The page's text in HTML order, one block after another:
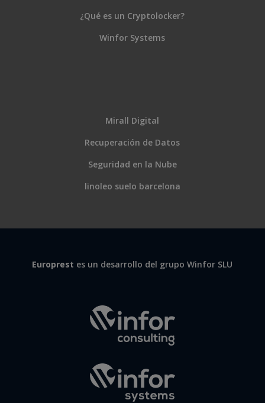
¿Qué es un Cryptolocker?
Winfor Systems
Mirall Digital
Recuperación de Datos
Seguridad en la Nube
linoleo suelo barcelona
Europrest es un desarrollo del grupo Winfor SLU